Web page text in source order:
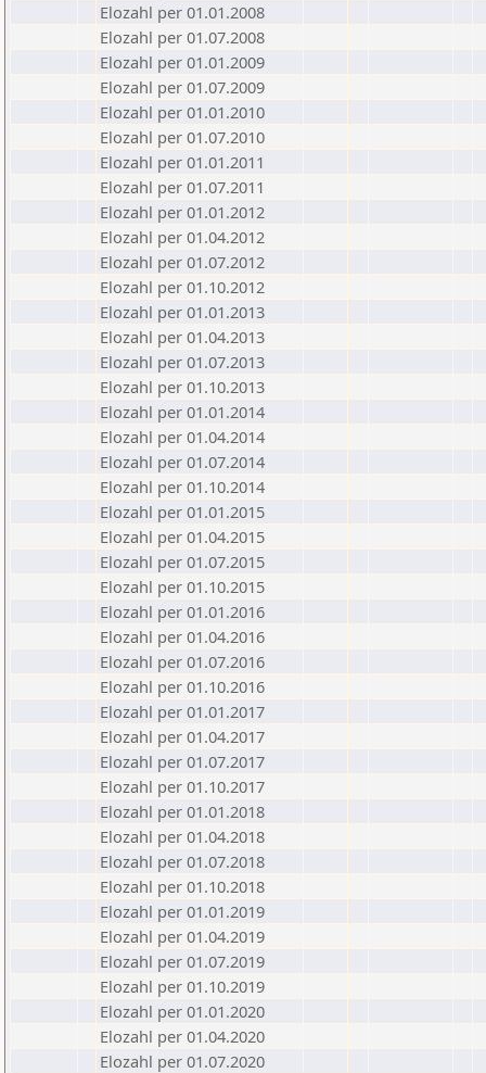
Elozahl per 01.01.2008
Elozahl per 01.07.2008
Elozahl per 01.01.2009
Elozahl per 01.07.2009
Elozahl per 01.01.2010
Elozahl per 01.07.2010
Elozahl per 01.01.2011
Elozahl per 01.07.2011
Elozahl per 01.01.2012
Elozahl per 01.04.2012
Elozahl per 01.07.2012
Elozahl per 01.10.2012
Elozahl per 01.01.2013
Elozahl per 01.04.2013
Elozahl per 01.07.2013
Elozahl per 01.10.2013
Elozahl per 01.01.2014
Elozahl per 01.04.2014
Elozahl per 01.07.2014
Elozahl per 01.10.2014
Elozahl per 01.01.2015
Elozahl per 01.04.2015
Elozahl per 01.07.2015
Elozahl per 01.10.2015
Elozahl per 01.01.2016
Elozahl per 01.04.2016
Elozahl per 01.07.2016
Elozahl per 01.10.2016
Elozahl per 01.01.2017
Elozahl per 01.04.2017
Elozahl per 01.07.2017
Elozahl per 01.10.2017
Elozahl per 01.01.2018
Elozahl per 01.04.2018
Elozahl per 01.07.2018
Elozahl per 01.10.2018
Elozahl per 01.01.2019
Elozahl per 01.04.2019
Elozahl per 01.07.2019
Elozahl per 01.10.2019
Elozahl per 01.01.2020
Elozahl per 01.04.2020
Elozahl per 01.07.2020